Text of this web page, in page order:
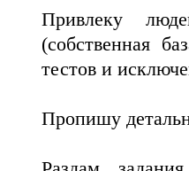
Привлеку
(собственная
тестов и
Пропишу